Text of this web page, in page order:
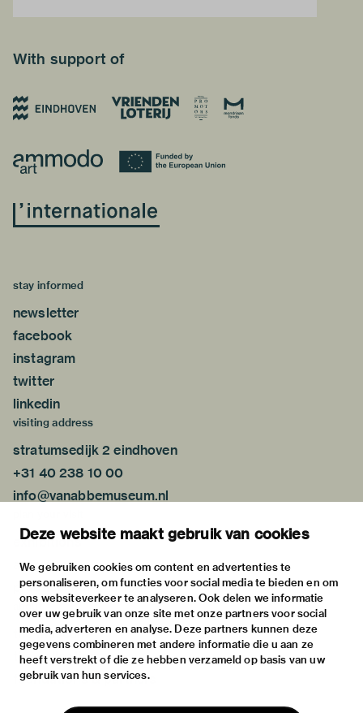
Deze website maakt gebruik van cookies
We gebruiken cookies om content en advertenties te
personaliseren, om functies voor social media te bieden en om
ons websiteverkeer te analyseren. Ook delen we informatie
over uw gebruik van onze site met onze partners voor social
media, adverteren en analyse. Deze partners kunnen deze
gegevens combineren met andere informatie die u aan ze
heeft verstrekt of die ze hebben verzameld op basis van uw
gebruik van hun services.
With support of
stay informed
newsletter
facebook
instagram
twitter
linkedin
visiting address
stratumsedijk 2 eindhoven
+31 40 238 10 00
info@vanabbemuseum.nl
exhibitions
activities
practical information
about
the museum
the collection
foundations & partners